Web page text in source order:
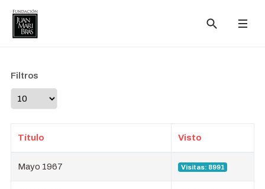
Filtros
Cantidad a mostrar
Título Visto
Mayo 1967 Visitas: 8991